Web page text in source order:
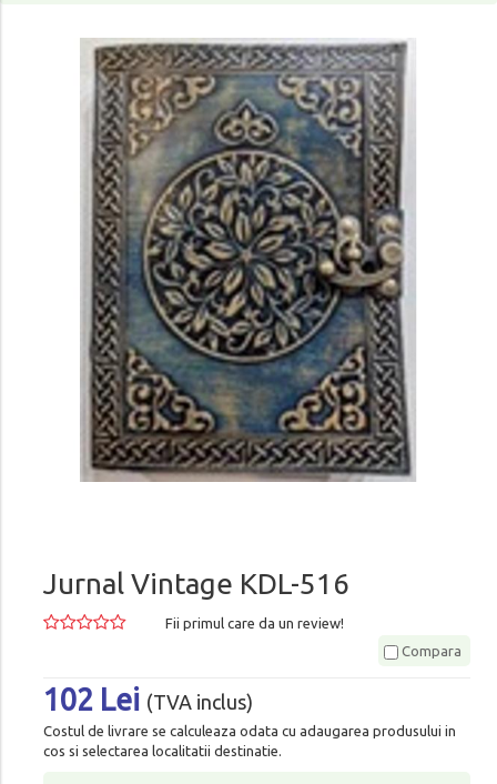
Jurnal Vintage KDL-516
Fii primul care da un review!
Compara
102 Lei (TVA inclus)
Costul de livrare se calculeaza odata cu adaugarea produsului in
cos si selectarea localitatii destinatie.